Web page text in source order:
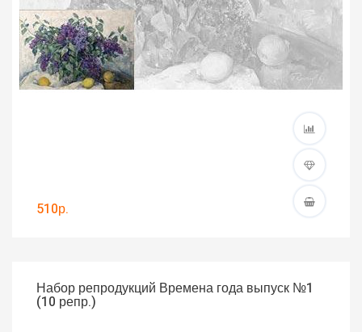
510р.
Набор репродукций Времена года выпуск №1
(10 репр.)